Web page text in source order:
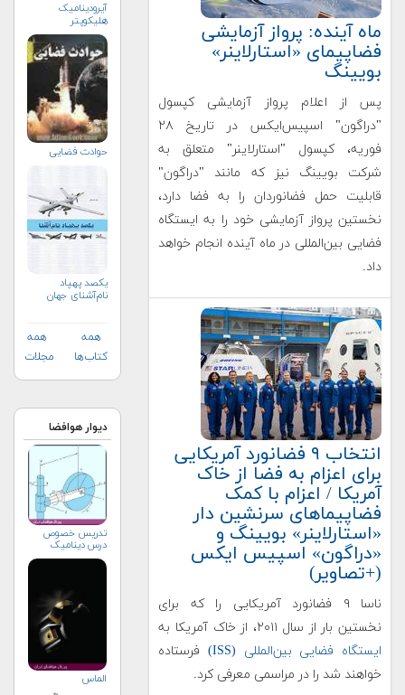
ماه آینده: پرواز آزمایشی
فضاپیمای «استارلاینر»
بویینگ
پس از اعلام پرواز آزمایشی کپسول
"دراگون" اسپیس‌ایکس در تاریخ ۲۸
فوریه، کپسول "استارلاینر" متعلق به
شرکت بویینگ نیز که مانند "دراگون"
قابلیت حمل فضانوردان را به فضا دارد،
نخستین پرواز آزمایشی خود را به ایستگاه
فضایی بین‌المللی در ماه آینده انجام خواهد
داد.
انتخاب ۹ فضانورد آمریکایی
برای اعزام به فضا از خاک
آمریکا / اعزام با کمک
فضاپیماهای سرنشین دار
«استارلاینر» بویینگ و
«دراگون» اسپیس ایکس
(+تصاویر)
ناسا ۹ فضانورد آمریکایی را که برای
نخستین بار از سال ۲۰۱۱، از خاک آمریکا به
ایستگاه فضایی بین‌المللی (ISS)
فرستاده
خواهند شد را در مراسمی معرفی کرد.
آیرودینامیک
هلیکوپتر
حوادث فضایی
یکصد پهپاد
نام‌آشنای جهان
همه
کتاب‌ها
همه
مجلات
دیوار هوافضا
تدریس خصوص
درس دینامیک
الماس